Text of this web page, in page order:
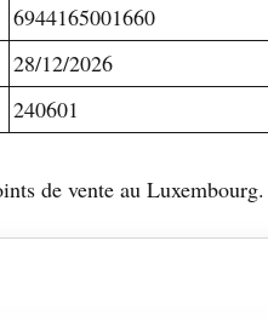
6944165001660
28/12/2026
240601
de vente au Luxembourg.